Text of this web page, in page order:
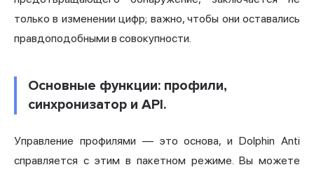
только в изменении цифр; важно, чтобы они оставались
правдоподобными в совокупности.
Основные функции: профили,
синхронизатор и API.
Управление профилями — это основа, и Dolphin Anti
справляется с этим в пакетном режиме. Вы можете